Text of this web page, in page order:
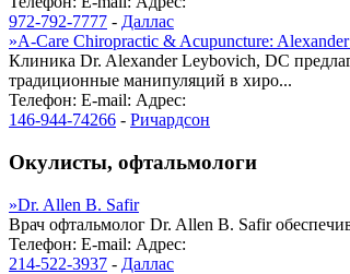
972-792-7777 - Даллас
»A-Care Chiropractic & Acupuncture:
Клиника Dr. Alexander Leybovich, DC
традиционные манипуляций в хиро...
Телефон: E-mail: Адрес:
146-944-74266 - Ричардсон
Окулисты, офтальмологи
»Dr. Allen B. Safir
Врач офтальмолог Dr. Allen B. Safir
Телефон: E-mail: Адрес:
214-522-3937 - Даллас